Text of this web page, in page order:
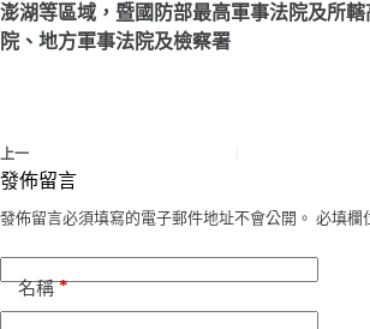
澎湖等區域，暨國防部最高軍事法院及所
院、地方軍事法院及檢察署
上一
發佈留言
發佈留言必須填寫的電子郵件地址不會公開。 必填欄
名稱*